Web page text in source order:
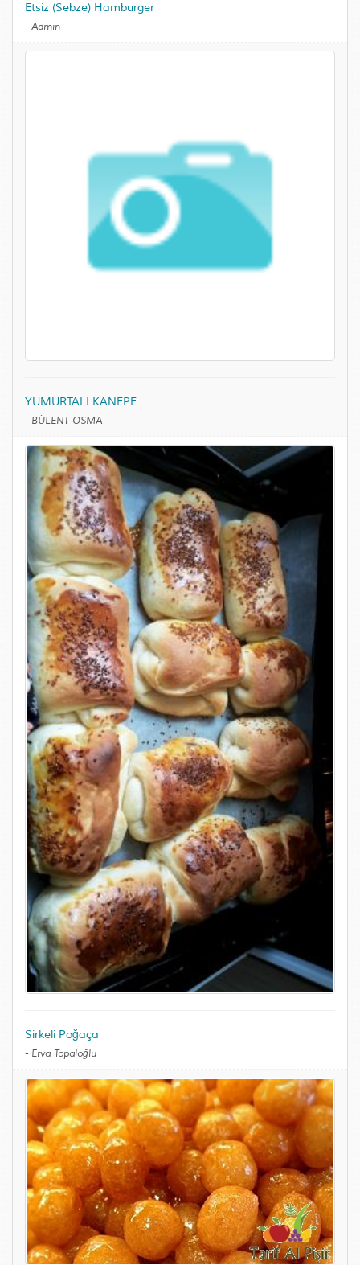
Etsiz (Sebze) Hamburger
- Admin
YUMURTALI KANEPE
- BÜLENT OSMA
Sirkeli Poğaça
- Erva Topaloğlu